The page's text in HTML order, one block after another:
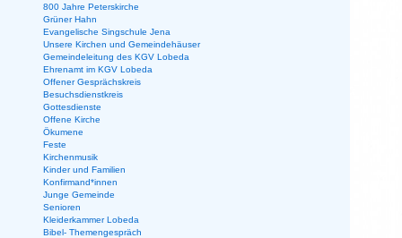
800 Jahre Peterskirche
Grüner Hahn
Evangelische Singschule Jena
Unsere Kirchen und Gemeindehäuser
Gemeindeleitung des KGV Lobeda
Ehrenamt im KGV Lobeda
Offener Gesprächskreis
Besuchsdienstkreis
Gottesdienste
Offene Kirche
Ökumene
Feste
Kirchenmusik
Kinder und Familien
Konfirmand*innen
Junge Gemeinde
Senioren
Kleiderkammer Lobeda
Bibel- Themengespräch